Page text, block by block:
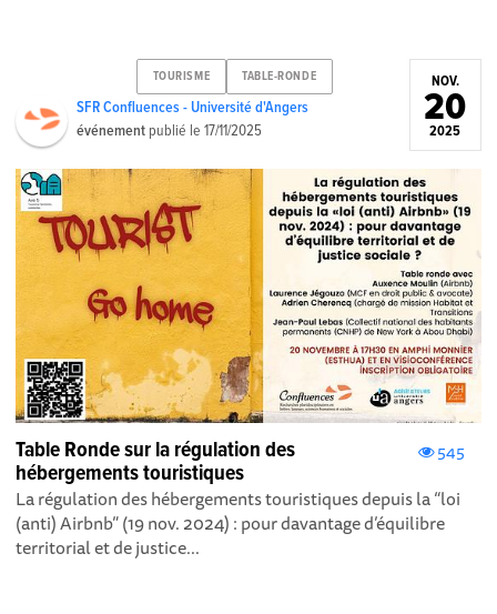
TOURISME TABLE-RONDE
SFR Confluences - Université d'Angers
événement publié le17/11/2025
NOV.
20
2025
545
Table Ronde sur la régulation des
hébergements touristiques
La régulation des hébergements touristiques depuis la “loi
(anti) Airbnb” (19 nov. 2024) : pour davantage d’équilibre
territorial et de justice...